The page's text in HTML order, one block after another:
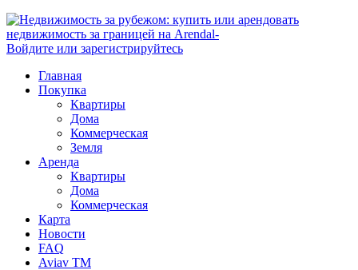
Войдите или зарегистрируйтесь
Главная
Покупка
Квартиры
Дома
Коммерческая
Земля
Аренда
Квартиры
Дома
Коммерческая
Карта
Новости
FAQ
Aviav TM